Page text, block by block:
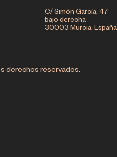
C/ Simón García, 47
bajo derecha
30003 Murcia, España
derechos reservados.